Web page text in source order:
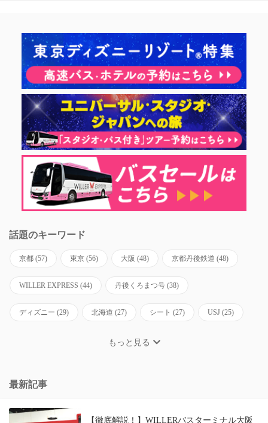
話題のキーワード
京都 (57) 東京 (56) 大阪 (48) 京都丹後鉄道 (48)
WILLER EXPRESS (44) 丹後くろまつ号 (38)
ディズニー (29) 北海道 (27) シート (27) USJ (25)
もっと見る
最新記事
【徹底解説！】WILLERバスターミナル大阪